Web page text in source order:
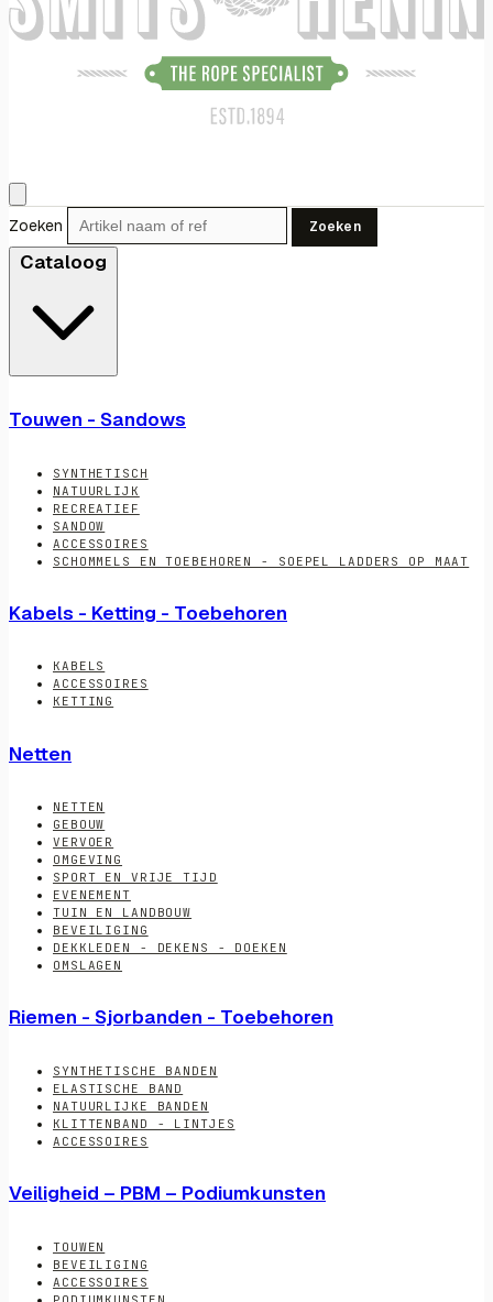
Zoeken Zoeken
Cataloog
Touwen - Sandows
SYNTHETISCH
NATUURLIJK
RECREATIEF
SANDOW
ACCESSOIRES
SCHOMMELS EN TOEBEHOREN - SOEPEL LADDERS OP MAAT
Kabels - Ketting - Toebehoren
KABELS
ACCESSOIRES
KETTING
Netten
NETTEN
GEBOUW
VERVOER
OMGEVING
SPORT EN VRIJE TIJD
EVENEMENT
TUIN EN LANDBOUW
BEVEILIGING
DEKKLEDEN - DEKENS - DOEKEN
OMSLAGEN
Riemen - Sjorbanden - Toebehoren
SYNTHETISCHE BANDEN
ELASTISCHE BAND
NATUURLIJKE BANDEN
KLITTENBAND - LINTJES
ACCESSOIRES
Veiligheid – PBM – Podiumkunsten
TOUWEN
BEVEILIGING
ACCESSOIRES